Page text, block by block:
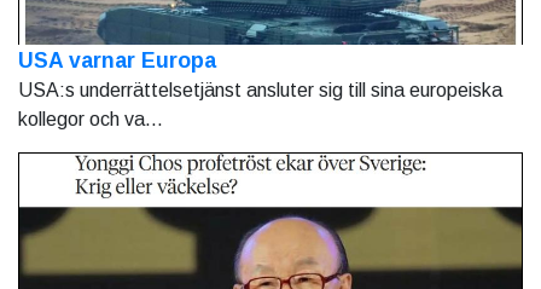
USA varnar Europa
USA:s underrättelsetjänst ansluter sig till sina europeiska
kollegor och va...